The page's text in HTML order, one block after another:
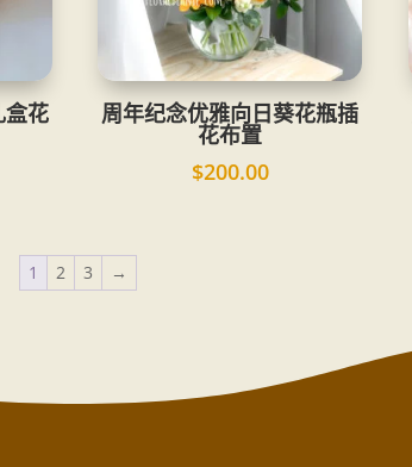
盒花 周年纪念优雅向日葵花瓶插
花布置
$200.00
1 2 3 →